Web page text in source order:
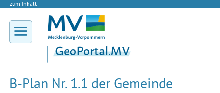
zum Inhalt
B-Plan Nr. 1.1 der Gemeinde